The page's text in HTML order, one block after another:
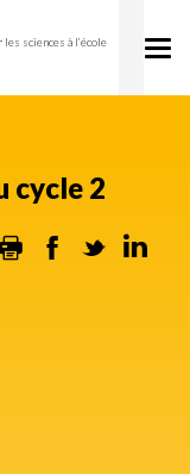
sciences à l’école
cycle 2
Print Facebook
Twitter